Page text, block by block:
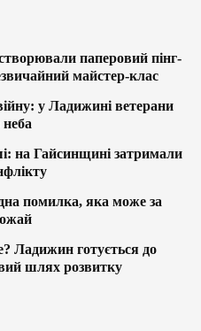
паперовий пінг-
майстер-клас
у Ладижині ветерани
на Гайсинщині затримали
помилка, яка може за
Ладижин готується до
шлях розвитку